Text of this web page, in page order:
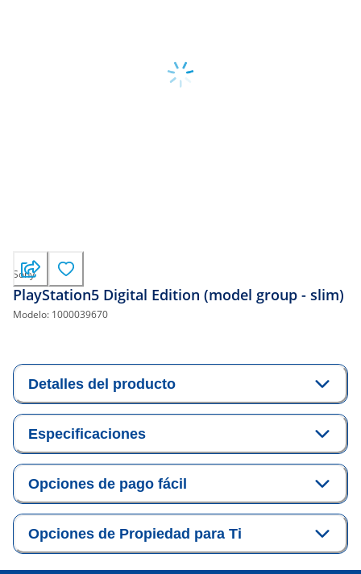
Sony
PlayStation5 Digital Edition (model group - slim)
Modelo: 1000039670
Detalles del producto
Especificaciones
Opciones de pago fácil
Opciones de Propiedad para Ti